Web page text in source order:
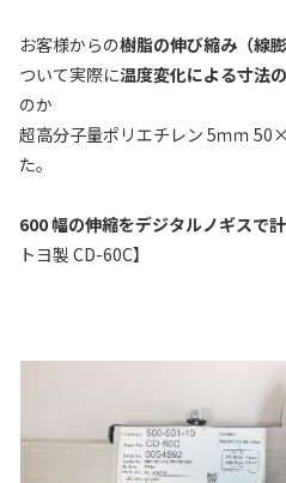
お客様からの樹脂の伸び縮み（線膨
ついて実際に温度変化による寸法
のか
超高分子量ポリエチレン 5ｍｍ
た。
600 幅の伸縮をデジタルノギスで計
トヨ製 CD-60C】